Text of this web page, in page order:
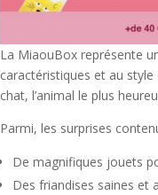
La MiaouBox représente
caractéristiques et au
chat, l’animal le plus
Parmi, les surprises
De magnifiques jouets
Des friandises saines et